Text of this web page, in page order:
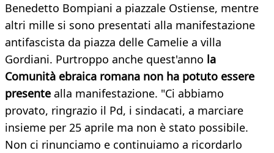
Benedetto Bompiani a piazzale Ostiense, mentre
altri mille si sono presentati alla manifestazione
antifascista da piazza delle Camelie a villa
Gordiani. Purtroppo anche quest'anno la
Comunità ebraica romana non ha potuto essere
presente alla manifestazione. "Ci abbiamo
provato, ringrazio il Pd, i sindacati, a marciare
insieme per 25 aprile ma non è stato possibile.
Non ci rinunciamo e continuiamo a ricordarlo